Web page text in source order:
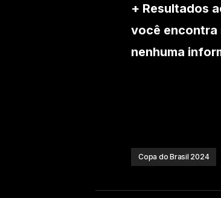
+ Resultados
você encontra
nenhuma
Copa do Brasil 2024